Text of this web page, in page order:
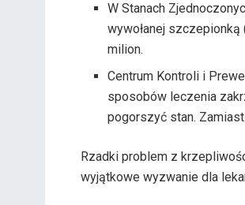
W Stanach
wywołanej
milion.
Centrum Kontroli i
sposobów leczenia
pogorszyć stan.
Rzadki problem z
wyjątkowe wyzwanie dla